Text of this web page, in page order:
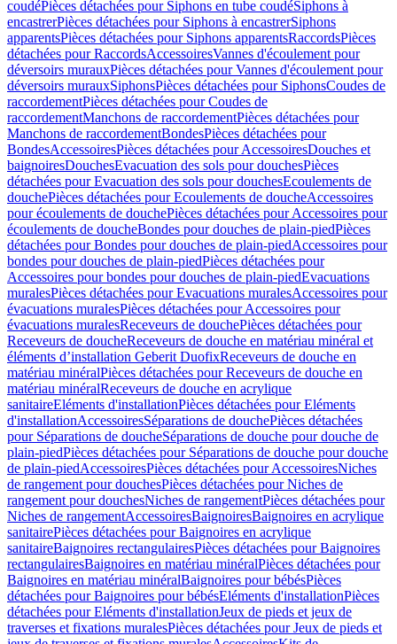
coudéPièces détachées pour Siphons en tube coudéSiphons à
encastrerPièces détachées pour Siphons à encastrerSiphons
apparentsPièces détachées pour Siphons apparentsRaccordsPièces
détachées pour RaccordsAccessoiresVannes d'écoulement pour
déversoirs murauxPièces détachées pour Vannes d'écoulement pour
déversoirs murauxSiphonsPièces détachées pour SiphonsCoudes de
raccordementPièces détachées pour Coudes de
raccordementManchons de raccordementPièces détachées pour
Manchons de raccordementBondesPièces détachées pour
BondesAccessoiresPièces détachées pour AccessoiresDouches et
baignoiresDouchesEvacuation des sols pour douchesPièces
détachées pour Evacuation des sols pour douchesEcoulements de
douchePièces détachées pour Ecoulements de doucheAccessoires
pour écoulements de douchePièces détachées pour Accessoires pour
écoulements de doucheBondes pour douches de plain-piedPièces
détachées pour Bondes pour douches de plain-piedAccessoires pour
bondes pour douches de plain-piedPièces détachées pour
Accessoires pour bondes pour douches de plain-piedEvacuations
muralesPièces détachées pour Evacuations muralesAccessoires pour
évacuations muralesPièces détachées pour Accessoires pour
évacuations muralesReceveurs de douchePièces détachées pour
Receveurs de doucheReceveurs de douche en matériau minéral et
éléments d’installation Geberit DuofixReceveurs de douche en
matériau minéralPièces détachées pour Receveurs de douche en
matériau minéralReceveurs de douche en acrylique
sanitaireEléments d'installationPièces détachées pour Eléments
d'installationAccessoiresSéparations de douchePièces détachées
pour Séparations de doucheSéparations de douche pour douche de
plain-piedPièces détachées pour Séparations de douche pour douche
de plain-piedAccessoiresPièces détachées pour AccessoiresNiches
de rangement pour douchesPièces détachées pour Niches de
rangement pour douchesNiches de rangementPièces détachées pour
Niches de rangementAccessoiresBaignoiresBaignoires en acrylique
sanitairePièces détachées pour Baignoires en acrylique
sanitaireBaignoires rectangulairesPièces détachées pour Baignoires
rectangulairesBaignoires en matériau minéralPièces détachées pour
Baignoires en matériau minéralBaignoires pour bébésPièces
détachées pour Baignoires pour bébésEléments d'installationPièces
détachées pour Eléments d'installationJeux de pieds et jeux de
traverses et fixations muralesPièces détachées pour Jeux de pieds et